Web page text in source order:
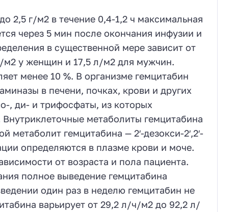
2,5 г/м2 в течение 0,4-1,2 ч максимальная
через 5 мин после окончания инфузии и
в существенной мере зависит от
м2 у женщин и 17,5 л/м2 для мужчин.
менее 10 %. В организме гемцитабин
в печени, почках, крови и других
, ди- и трифосфаты, из которых
метаболиты гемцитабина
гемцитабина — 2′-дезокси-2′,2′-
определяются в плазме крови и моче.
от возраста и пола пациента.
полное выведение гемцитабина
один раз в неделю гемцитабин не
варьирует от 29,2 л/ч/м2 до 92,2 л/